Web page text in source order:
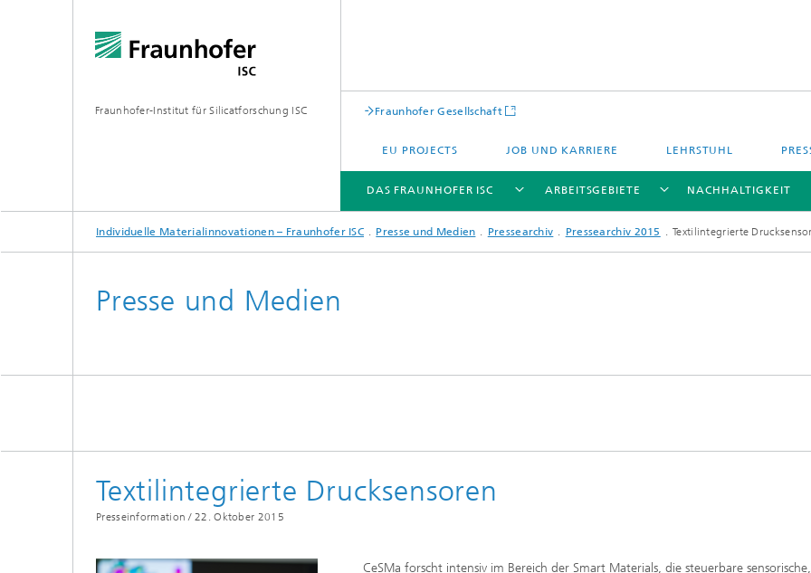
Fraunhofer-Institut für Silicatforschung ISC Fraunhofer Gesellschaft
EU PROJECTS JOB UND KARRIERE LEHRSTUHL
DAS FRAUNHOFER ISC
DAS FRAUNHOFER ISC
ARBEITSGEBIETE
ARBEITSGEBIETE
NACHHALTIGKEIT
NACHHALTIGKEIT
PUBLIKATIONEN
Individuelle Materialinnovationen – Fraunhofer ISC Presse und Medien Pressearchiv Pressearchiv 2015 Textilintegrierte
Presse und Medien
Textilintegrierte Drucksensoren
Presseinformation / 22. Oktober 2015
CeSMa forscht intensiv im Bereich der Smart Materials, die steuerbare sensorische,